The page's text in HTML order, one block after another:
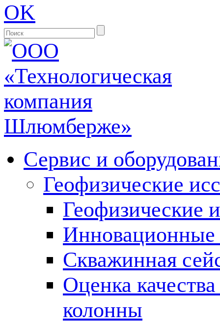
OK
Сервис и
Геофизические
Геофизические
Инновационные
Скважинная
Оценка
колонны